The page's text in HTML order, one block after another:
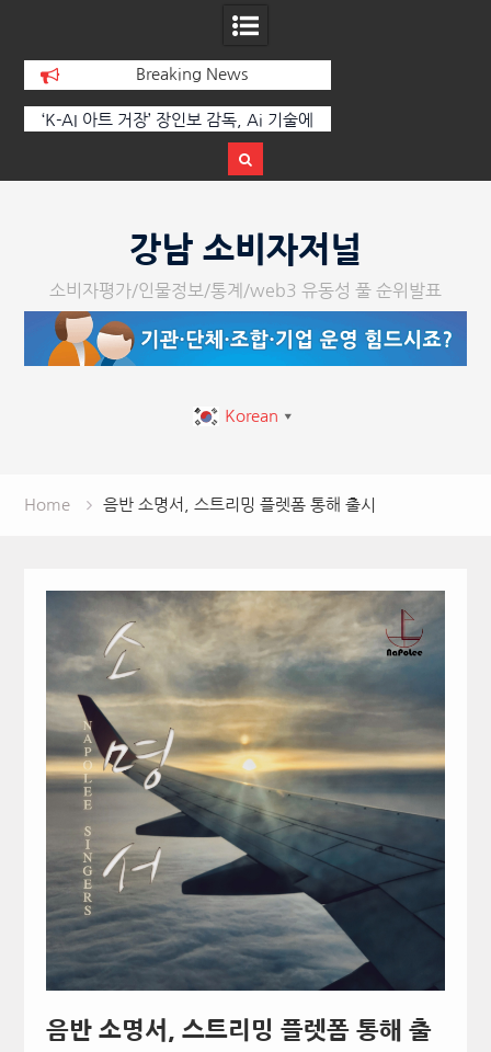
Breaking News
한국·브라질 슈퍼콘서트 올해 열린다
강남 소비자저널
소비자평가/인물정보/통계/web3 유동성 풀 순위발표
Korean ▼
Home 음반 소명서, 스트리밍 플렛폼 통해 출시
음반 소명서, 스트리밍 플렛폼 통해 출